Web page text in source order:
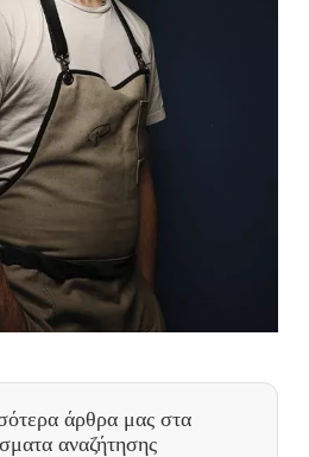
άρθρα μας στα
αναζήτησης